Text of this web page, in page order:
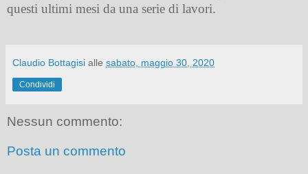
questi ultimi mesi da una serie di lavori.
Claudio Bottagisi alle sabato, maggio 30, 2020
Condividi
Nessun commento:
Posta un commento